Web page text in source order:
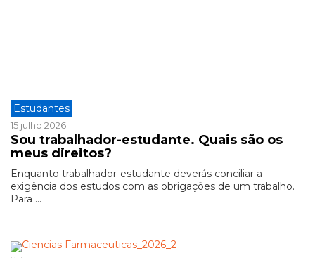
Estudantes
15 julho 2026
Sou trabalhador-estudante. Quais são os
meus direitos?
Enquanto trabalhador-estudante deverás conciliar a
exigência dos estudos com as obrigações de um trabalho.
Para ...